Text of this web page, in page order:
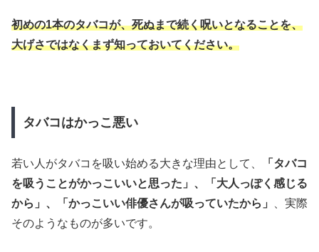
初めの1本のタバコが、死ぬまで続く呪いとなることを、
大げさではなくまず知っておいてください。
タバコはかっこ悪い
若い人がタバコを吸い始める大きな理由として、
「タバコ
を吸うことがかっこいいと思った」、「大人っぽく感じる
から」、「かっこいい俳優さんが吸っていたから」
、実際
そのようなものが多いです。